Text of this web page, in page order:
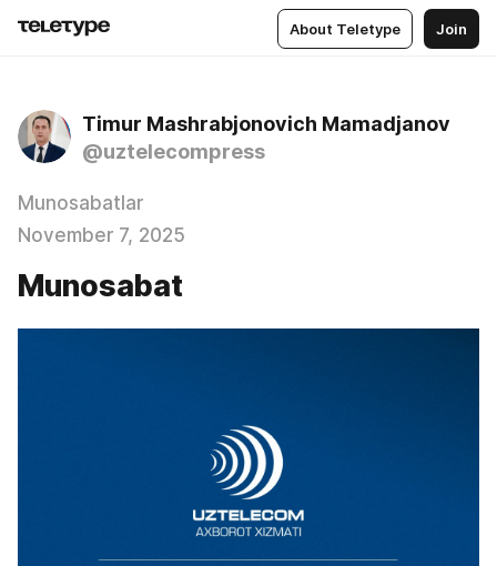
About Teletype Join
Timur Mashrabjonovich Mamadjanov
@uztelecompress
Munosabatlar
November 7, 2025
Munosabat